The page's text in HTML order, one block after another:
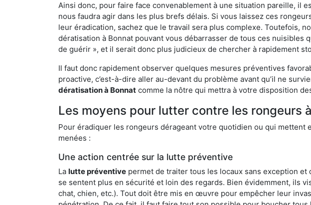
Ainsi donc, pour faire face convenablement à une situation pareille, il
nous faudra agir dans les plus brefs délais. Si vous laissez ces
leur éradication, sachez que le travail sera plus complexe. Toutefois,
dératisation à Bonnat pouvant vous débarrasser de tous ces nuisibles
de guérir », et il serait donc plus judicieux de chercher à rapidement
Il faut donc rapidement observer quelques mesures préventives
proactive, c’est-à-dire aller au-devant du problème avant qu’il ne
dératisation à Bonnat comme la nôtre qui mettra à votre disposition
Les moyens pour lutter contre les rongeurs
Pour éradiquer les rongeurs dérageant votre quotidien ou qui
menées :
Une action centrée sur la lutte préventive
La lutte préventive permet de traiter tous les locaux sans exception
se sentent plus en sécurité et loin des regards. Bien évidemment, ils
chat, chien, etc.). Tout doit être mis en œuvre pour empêcher leur